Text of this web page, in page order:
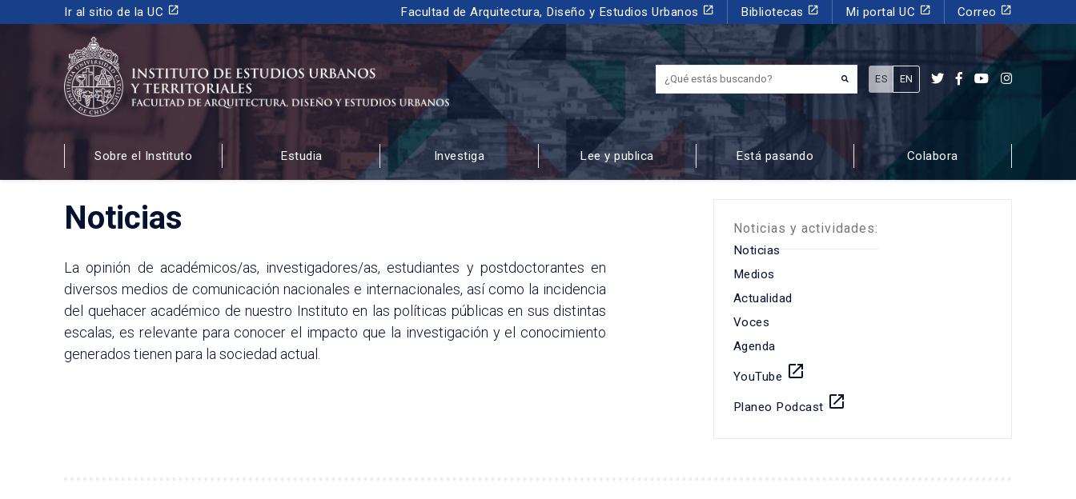
Ir al sitio de la UC launch Facultad de Arquitectura, Diseño y Estudios Urbanos launch Bibliotecas launch Mi portal UC launch Correo launch
INSTITUTO DE ESTUDIOS URBANOS
Y TERRITORIALES
FACULTAD DE ARQUITECTURA, DISEÑO Y ESTUDIOS URBANOS
¿Qué estás buscando?
ES EN
Sobre el Instituto Estudia Investiga Lee y publica Está pasando Colabora
Noticias
La opinión de académicos/as, investigadores/as, estudiantes y postdoctorantes en
diversos medios de comunicación nacionales e internacionales, así como la incidencia
del quehacer académico de nuestro Instituto en las políticas públicas en sus distintas
escalas, es relevante para conocer el impacto que la investigación y el conocimiento
generados tienen para la sociedad actual.
Noticias y actividades:
Noticias
Medios
Actualidad
Voces
Agenda
YouTube launch
Planeo Podcast launch